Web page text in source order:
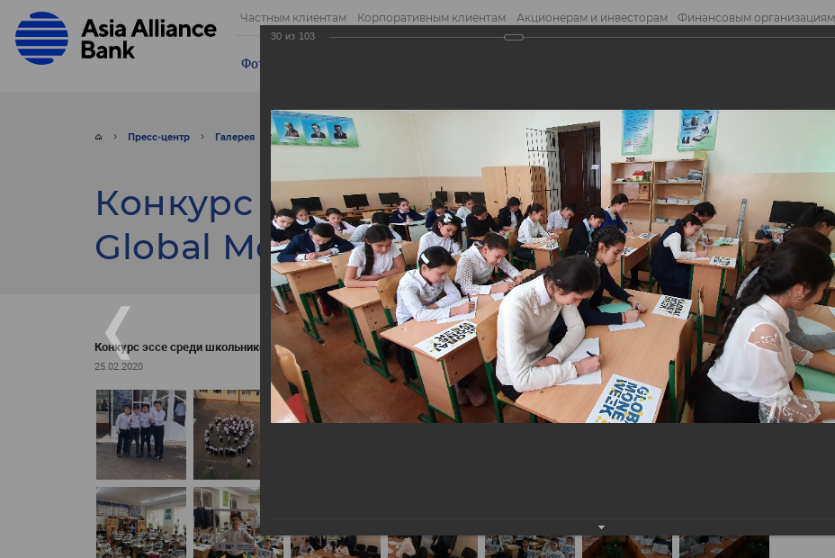
Частным клиентам Корпоративным клиентам Акционерам и инвесторам Финансовым организациям
Фотогалерея
Пресс-центр Галерея Фото Конкурс эссе среди школьников - Global Money Week!
Конкурс эссе среди школьников -
Global Money Week!
Конкурс эссе среди школьников - Global Money Week!
25.02.2020
30 из 103